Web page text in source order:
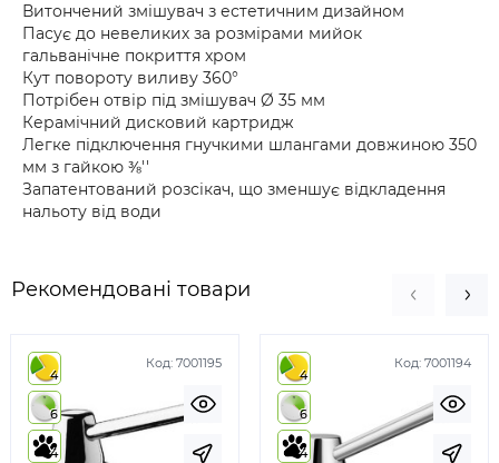
Витончений змішувач з естетичним дизайном
Пасує до невеликих за розмірами мийок
гальванічне покриття xром
Кут повороту виливу 360°
Потрібен отвір під змішувач Ø 35 мм
Керамічний дисковий картридж
Легке підключення гнучкими шлангами довжиною 350
мм з гайкою ⅜''
Запатентований розсікач, що зменшує відкладення
нальоту від води
Рекомендовані товари
Код: 7001195
4
6
4
Код: 7001194
4
6
4